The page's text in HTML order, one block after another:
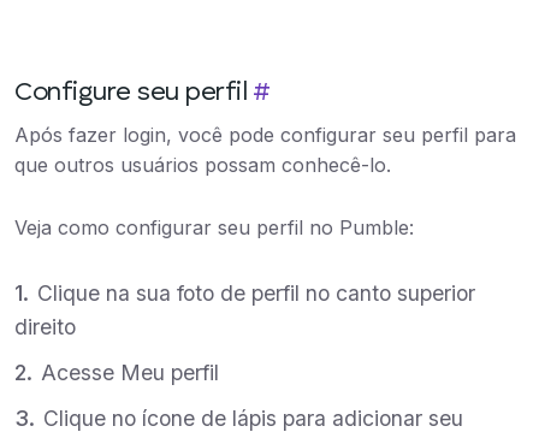
Configure seu perfil #
Após fazer login, você pode configurar seu perfil para
que outros usuários possam conhecê-lo.
Veja como configurar seu perfil no Pumble:
Clique na sua foto de perfil no canto superior
direito
Acesse Meu perfil
Clique no ícone de lápis para adicionar seu